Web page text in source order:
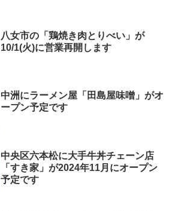
八女市の「鶏焼き肉とりべい」が
10/1(火)に営業再開します
中洲にラーメン屋「田島屋味噌」がオ
ープン予定です
中央区六本松に大手牛丼チェーン店
「すき家」が2024年11月にオープン
予定です